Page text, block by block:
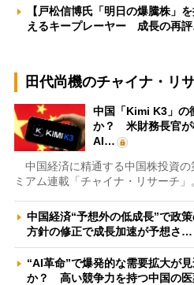
【戸松信博氏「明日の爆騰株」
えるキープレーヤー 成長の再
田代尚機のチャイナ・リ
中国「Kimi K3」の
か？ 米財務長官が
AI…
中国経済に精通する中国株投資の
ミアム連載「チャイナ・リサーチ」
中国経済“予想外の低成長”で政
方針の修正で成長加速が予想さ…
“AI革命”で爆発的な需要拡大が
か？ 高い競争力を持つ中国の